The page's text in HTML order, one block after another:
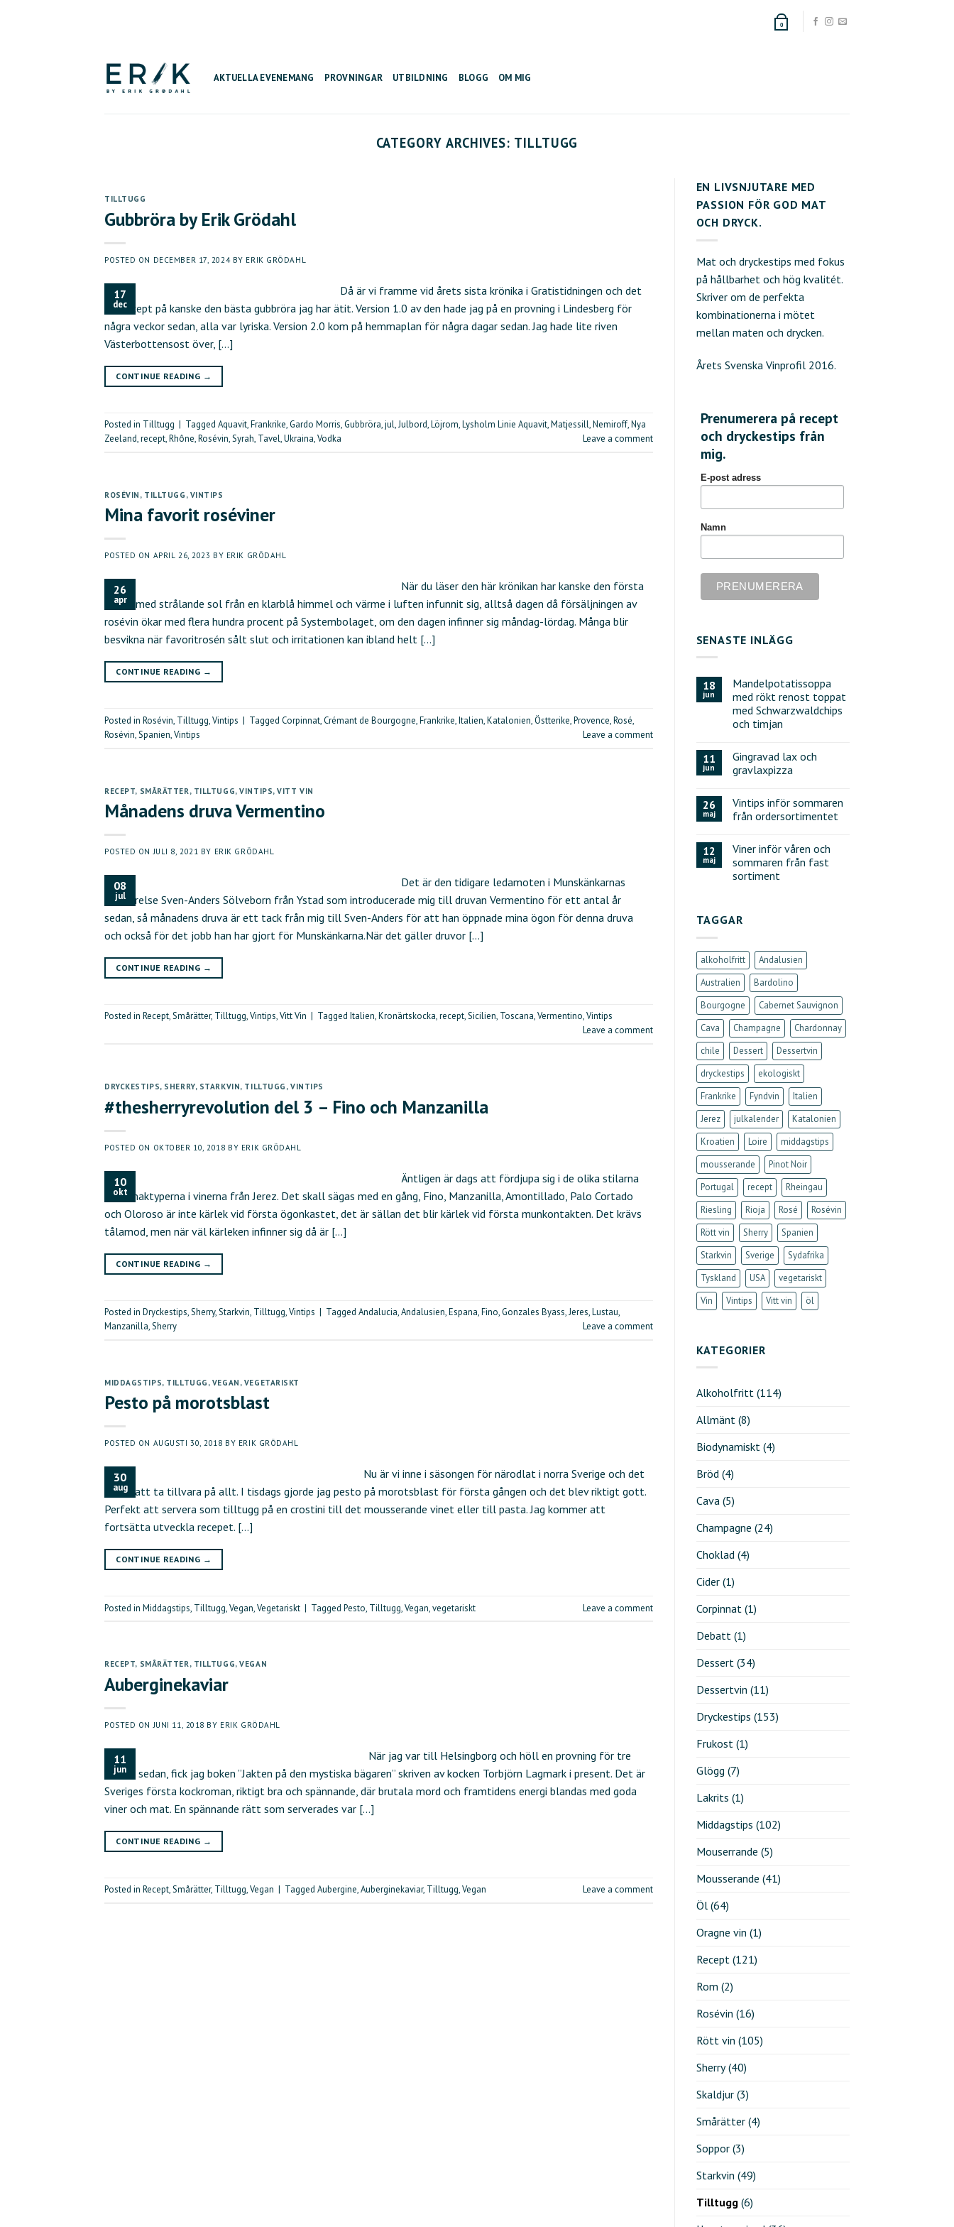
0
AKTUELLA EVENEMANG PROVNINGAR UTBILDNING BLOGG OM MIG
CATEGORY ARCHIVES: TILLTUGG
TILLTUGG
Gubbröra by Erik Grödahl
POSTED ON DECEMBER 17, 2024BY ERIK GRÖDAHL
17
dec
Då är vi framme vid årets sista krönika i Gratistidningen och det
blir recept på kanske den bästa gubbröra jag har ätit. Version 1.0 av den hade jag på en provning i Lindesberg för
några veckor sedan, alla var lyriska. Version 2.0 kom på hemmaplan för några dagar sedan. Jag hade lite riven
Västerbottensost över, […]
CONTINUE READING →
Posted in Tilltugg | Tagged Aquavit,Frankrike,Gardo Morris,Gubbröra,jul,Julbord,Löjrom,Lysholm Linie Aquavit,Matjessill,Nemiroff,Nya
Zeeland,recept,Rhône,Rosévin,Syrah, Tavel,Ukraina,Vodka Leave a comment
ROSÉVIN , TILLTUGG , VINTIPS
Mina favorit roséviner
POSTED ON APRIL 26, 2023 BY ERIK GRÖDAHL
26
apr
När du läser den här krönikan har kanske den första
dagen med strålande sol från en klarblå himmel och värme i luften infunnit sig, alltså dagen då försäljningen av
rosévin ökar med flera hundra procent på Systembolaget, om den dagen infinner sig måndag-lördag. Många blir
besvikna när favoritrosén sålt slut och irritationen kan ibland helt […]
CONTINUE READING →
Posted in Rosévin, Tilltugg,Vintips | Tagged Corpinnat,Crémant de Bourgogne,Frankrike,Italien,Katalonien,Östterike,Provence,Rosé,
Rosévin,Spanien,Vintips Leave a comment
RECEPT, SMÅRÄTTER , TILLTUGG,VINTIPS,VITT VIN
Månadens druva Vermentino
POSTED ONJULI 8, 2021 BY ERIK GRÖDAHL
08
jul
Det är den tidigare ledamoten i Munskänkarnas
riksstyrelse Sven-Anders Sölveborn från Ystad som introducerade mig till druvan Vermentino för ett antal år
sedan, så månadens druva är ett tack från mig till Sven-Anders för att han öppnade mina ögon för denna druva
och också för det jobb han har gjort för Munskänkarna.När det gäller druvor […]
CONTINUE READING →
Posted in Recept,Smårätter, Tilltugg,Vintips,Vitt Vin Tagged Italien,Kronärtskocka,recept,Sicilien, Toscana,Vermentino,Vintips
Leave a comment
DRYCKESTIPS, SHERRY, STARKVIN, TILLTUGG ,VINTIPS
#thesherryrevolution del 3 – Fino och Manzanilla
POSTED ON OKTOBER 10, 2018 BY ERIK GRÖDAHL
10
okt
Äntligen är dags att fördjupa sig i de olika stilarna
och smaktyperna i vinerna från Jerez. Det skall sägas med en gång, Fino, Manzanilla, Amontillado, Palo Cortado
och Oloroso är inte kärlek vid första ögonkastet, det är sällan det blir kärlek vid första munkontakten. Det krävs
tålamod, men när väl kärleken infinner sig då är […]
CONTINUE READING →
Posted in Dryckestips,Sherry,Starkvin, Tilltugg,Vintips | Tagged Andalucia,Andalusien,Espana,Fino,Gonzales Byass,Jeres,Lustau,
Manzanilla,Sherry Leave a comment
MIDDAGSTIPS, TILLTUGG , VEGAN , VEGETARISKT
Pesto på morotsblast
POSTED ON AUGUSTI 30, 2018 BY ERIK GRÖDAHL
30
aug
Nu är vi inne i säsongen för närodlat i norra Sverige och det
gäller att ta tillvara på allt. I tisdags gjorde jag pesto på morotsblast för första gången och det blev riktigt gott.
Perfekt att servera som tilltugg på en crostini till det mousserande vinet eller till pasta. Jag kommer att
fortsätta utveckla recepet. […]
CONTINUE READING →
Posted in Middagstips, Tilltugg,Vegan,Vegetariskt | Tagged Pesto, Tilltugg,Vegan,vegetariskt Leave a comment
RECEPT, SMÅRÄTTER, TILLTUGG,VEGAN
Auberginekaviar
POSTED ONJUNI 11, 2018 BY ERIK GRÖDAHL
11
jun
När jag var till Helsingborg och höll en provning för tre
veckor sedan, fick jag boken ”Jakten på den mystiska bägaren” skriven av kocken Torbjörn Lagmark i present. Det är
Sveriges första kockroman, riktigt bra och spännande, där brutala mord och framtidens energi blandas med goda
viner och mat. En spännande rätt som serverades var […]
CONTINUE READING →
Posted in Recept,Smårätter, Tilltugg,Vegan Tagged Aubergine,Auberginekaviar, Tilltugg,Vegan Leave a comment
EN LIVSNJUTARE MED
PASSION FÖR GOD MAT
OCH DRYCK.
Mat och dryckestips med fokus
på hållbarhet och hög kvalitét.
Skriver om de perfekta
kombinationerna i mötet
mellan maten och drycken.
Årets Svenska Vinprofil 2016.
Prenumerera på recept
och dryckestips från
mig.
E-post adress
Namn
SENASTE INLÄGG
18
jun
Mandelpotatissoppa
med rökt renost toppat
med Schwarzwaldchips
och timjan
11
jun
Gingravad lax och
gravlaxpizza
26
maj
Vintips inför sommaren
från ordersortimentet
12
maj
Viner inför våren och
sommaren från fast
sortiment
TAGGAR
alkoholfritt
Andalusien
Australien
Bardolino
Bourgogne
Cabernet Sauvignon
Cava
Champagne
Chardonnay
chile
Dessert
Dessertvin
dryckestips
ekologiskt
Frankrike
Fyndvin
Italien
Jerez
julkalender
Katalonien
Kroatien
Loire
middagstips
mousserande
Pinot Noir
Portugal
recept
Rheingau
Riesling
Rioja Rosé
Rosévin
Rött vin
Sherry
Spanien
Starkvin
Sverige
Sydafrika
Tyskland
USA
vegetariskt
Vin
Vintips Vitt vin öl
KATEGORIER
Alkoholfritt(114)
Allmänt(8)
Biodynamiskt(4)
Bröd(4)
Cava(5)
Champagne (24)
Choklad(4)
Cider(1)
Corpinnat(1)
Debatt(1)
Dessert(34)
Dessertvin (11)
Dryckestips (153)
Frukost(1)
Glögg (7)
Lakrits (1)
Middagstips (102)
Mouserrande (5)
Mousserande (41)
Öl(64)
Oragne vin (1)
Recept(121)
Rom (2)
Rosévin (16)
Rött vin (105)
Sherry(40)
Skaldjur(3)
Smårätter(4)
Soppor(3)
Starkvin (49)
Tilltugg(6)